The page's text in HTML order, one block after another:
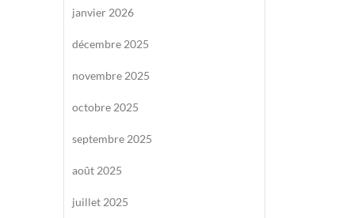
janvier 2026
décembre 2025
novembre 2025
octobre 2025
septembre 2025
août 2025
juillet 2025